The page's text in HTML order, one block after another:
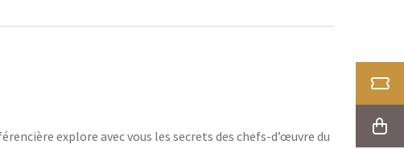
explore avec vous les secrets des chefs-d’œuvre du